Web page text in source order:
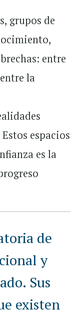
grupos de
entre
la
espacios
es la
de
y
Sus
existen